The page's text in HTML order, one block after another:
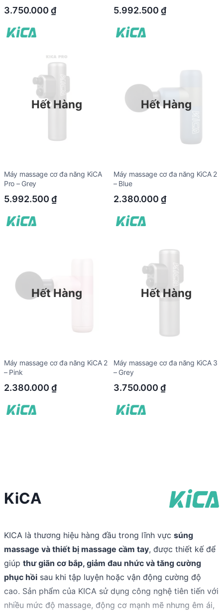
3.750.000 ₫ 5.992.500 ₫
Hết Hàng
Máy massage cơ đa năng KiCA
Pro – Grey
5.992.500 ₫
Hết Hàng
Máy massage cơ đa năng KiCA 2
– Blue
2.380.000 ₫
Hết Hàng
Máy massage cơ đa năng KiCA 2
– Pink
2.380.000 ₫
Hết Hàng
Máy massage cơ đa năng KiCA 3
– Grey
3.750.000 ₫
KiCA
KICA là thương hiệu hàng đầu trong lĩnh vực súng
massage và thiết bị massage cầm tay, được thiết kế để
giúp thư giãn cơ bắp, giảm đau nhức và tăng cường
phục hồi sau khi tập luyện hoặc vận động cường độ
cao. Sản phẩm của KICA sử dụng công nghệ tiên tiến với
nhiều mức độ massage, động cơ mạnh mẽ nhưng êm ái,